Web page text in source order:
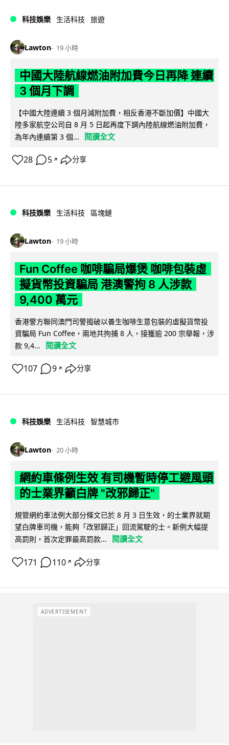
科技娛樂 生活科技 旅遊
Lawton 19 小時
中國大陸航線燃油附加費今日再降 連續
3 個月下調
【中國大陸連續 3 個月減附加費，相反香港不斷加價】中國大
陸多家航空公司自 8 月 5 日起再度下調內陸航線燃油附加費，
為年內連續第 3 個...
閱讀全文
28 5 ↗ 分享
科技娛樂 生活科技 區塊鏈
Lawton 19 小時
Fun Coffee 咖啡騙局爆煲 咖啡包裝虛
擬貨幣投資騙局 港澳警拘 8 人涉款
9,400 萬元
香港警方聯同澳門司警搗破以養生咖啡生意包裝的虛擬貨幣投
資騙局 Fun Coffee，兩地共拘捕 8 人，接獲逾 200 宗舉報，涉
款 9,4...
閱讀全文
107 9 ↗ 分享
科技娛樂 生活科技 智慧城市
Lawton 20 小時
網約車條例生效 有司機暫時停工避風頭
的士業界籲白牌 "改邪歸正"
規管網約車法例大部分條文已於 8 月 3 日生效，的士業界就期
望白牌車司機，能夠「改邪歸正」回流駕駛的士。新例大幅提
高罰則，首次定罪最高罰款...
閱讀全文
171 110 ↗ 分享
ADVERTISEMENT